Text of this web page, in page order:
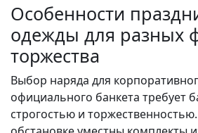
Особенности
одежды для разных
торжества
Выбор наряда для
официального банкета требует
строгостью и